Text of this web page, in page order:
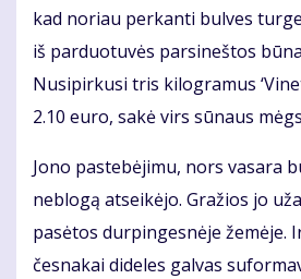
kad noriau perkanti bulves
iš parduotuvės parsineštos
Nusipirkusi tris kilogramus
2.10 euro, sakė virs sūnaus
Jono pastebėjimu, nors vasara
neblogą atseikėjo. Gražios jo
pasėtos durpingesnėje žemėje.
česnakai dideles galvas